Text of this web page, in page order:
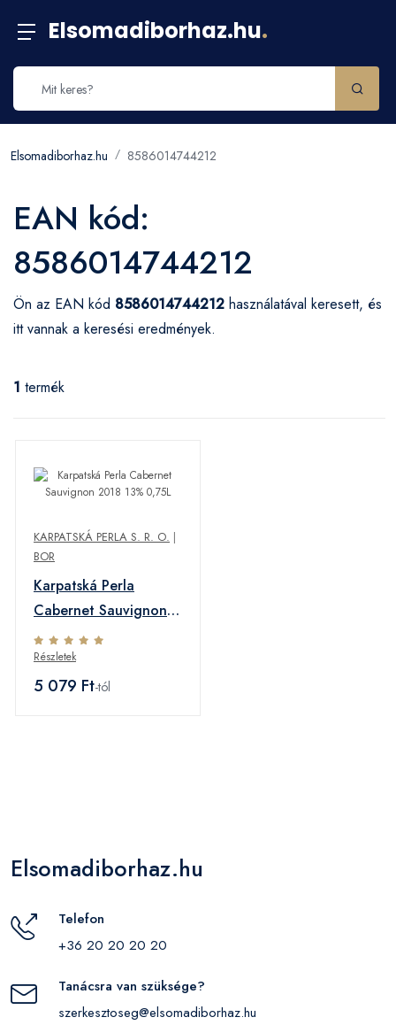
Elsomadiborhaz.hu.
Elsomadiborhaz.hu 8586014744212
EAN kód:
8586014744212
Ön az EAN kód 8586014744212 használatával keresett, és
itt vannak a keresési eredmények.
1 termék
KARPATSKÁ PERLA S. R. O. |
BOR
Karpatská Perla
Cabernet Sauvignon
2018 13% 0,75L
Részletek
5 079 Ft-tól
Elsomadiborhaz.hu
Telefon
+36 20 20 20 20
Tanácsra van szüksége?
szerkesztoseg@elsomadiborhaz.hu